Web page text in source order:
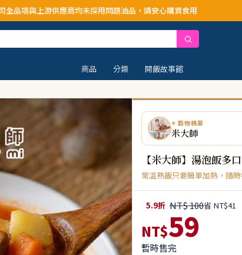
採用問題油品，請安心購買食用
商品 分類 開飯故事館
⭐ 穀物精華
米大師
【米大師】湯泡飯多
常溫熟飯只要簡單加熱，隨
5.9折 NT$ 100省 NT$41
NT$59
暫時售完